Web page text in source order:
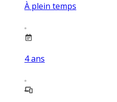
À plein temps
4ans